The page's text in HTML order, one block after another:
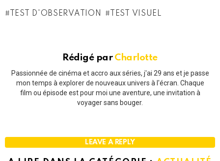
TEST D'OBSERVATION TEST VISUEL
Rédigé par Charlotte
Passionnée de cinéma et accro aux séries, j'ai 29 ans et je passe
mon temps à explorer de nouveaux univers à l'écran. Chaque
film ou épisode est pour moi une aventure, une invitation à
voyager sans bouger.
LEAVE A REPLY